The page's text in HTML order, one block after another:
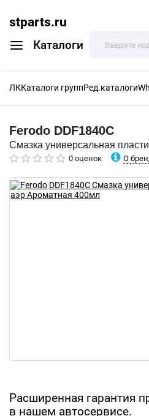
stparts.ru
Каталоги
ЛККаталоги группРед.каталоги
Ferodo DDF1840C
Смазка универсальная
0 оценок О
Расширенная гарантия
в нашем автосервисе.